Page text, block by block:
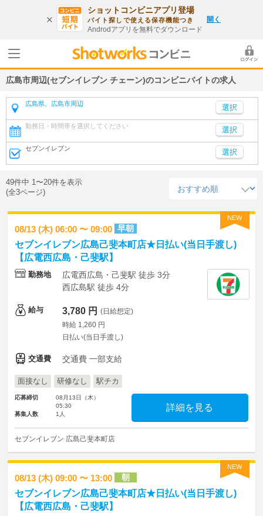
ショットコンビニアプリ登場
バイト探しで使える保存機能つき
Androdアプリを無料でダウンロード
開く
広島市周辺(セブンイレブン チェーン)のコンビニバイトの求人
広島県、広島市周辺
勤務日・時間帯を選択してください 選択
セブンイレブン 選択
49件中 1〜20件を表示
(全3ページ)
NEW
08/13 (木) 06:00 〜 09:00 早朝
セブンイレブン広島己斐本町店★日払い(当日手渡し)
【広電西広島・己斐駅】
勤務地
広電西広島・己斐駅 徒歩 3分
西広島駅 徒歩 4分
給与 3,780 円 (日給想定)
時給 1,260 円
日払い(当日手渡し)
交通費 交通費 一部支給
面接なし 研修なし 駅チカ
応募締切
08月13日（木）
05:30
募集人数
1人
詳細を見る
セブンイレブン 広島己斐本町店
NEW
08/13 (木) 09:00 〜 13:00 朝
セブンイレブン広島己斐本町店★日払い(当日手渡し)
【広電西広島・己斐駅】